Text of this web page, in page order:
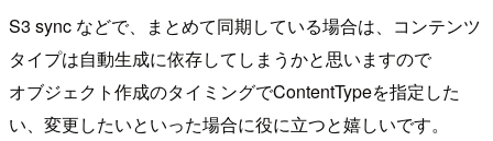
S3 sync などで、まとめて同期している場合は、コンテンツ
タイプは自動生成に依存してしまうかと思いますので
オブジェクト作成のタイミングでContentTypeを指定した
い、変更したいといった場合に役に立つと嬉しいです。